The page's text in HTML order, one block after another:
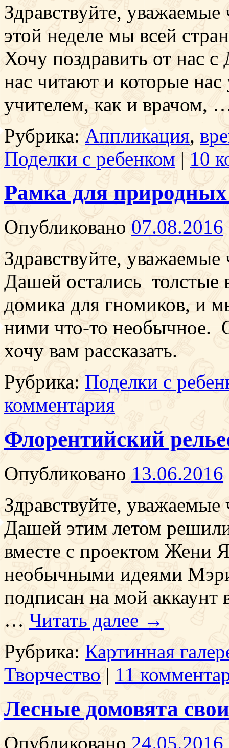
Здравствуйте, уважаемые
этой неделе мы всей
Хочу поздравить от нас
нас читают и которые
учителем, как и врачом,
Рубрика: Аппликация,
Поделки с ребенком | 10
Рамка для
Опубликовано 07.08.2016
Здравствуйте, уважаемые
Дашей остались толстые
домика для гномиков, и
ними что-то необычное.
хочу вам рассказать.
Рубрика: Поделки с
комментария
Флорентийский
Опубликовано 13.06.2016
Здравствуйте,
Дашей этим летом
вместе с проектом Жени
необычными идеями
подписан на мой
… Читать далее →
Рубрика: Картинная
Творчество | 11
Лесные домовята
Опубликовано 24.05.2016